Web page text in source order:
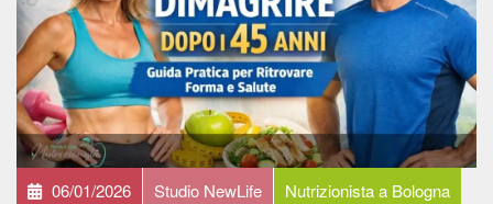
06/01/2026 Studio NewLife Nutrizionista a Bologna